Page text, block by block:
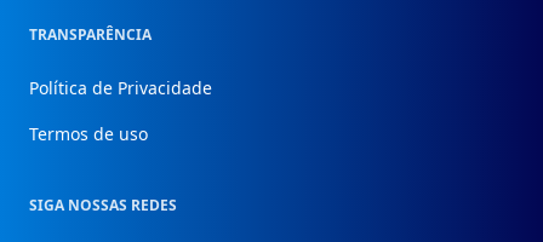
TRANSPARÊNCIA
Política de Privacidade
Termos de uso
SIGA NOSSAS REDES